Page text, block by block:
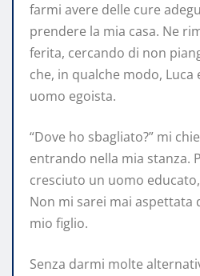
farmi avere delle cure
prendere la mia casa. Ne
ferita, cercando di non
che, in qualche modo,
uomo egoista.
“Dove ho sbagliato?” mi
entrando nella mia stanza.
cresciuto un uomo
Non mi sarei mai aspettata
mio figlio.
Senza darmi molte